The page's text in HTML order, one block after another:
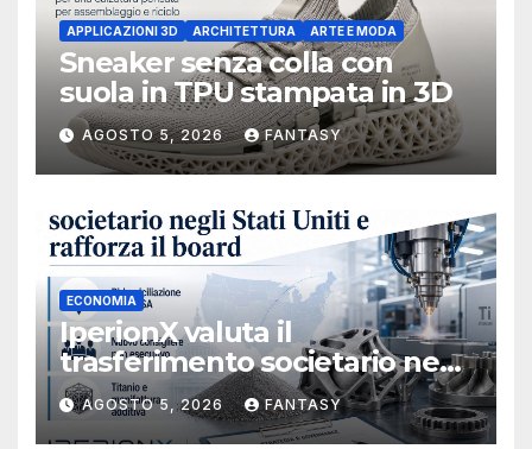
APPLICAZIONI 3D ARCHITETTURA ARTE E MODA
Sneaker senza colla con
suola in TPU stampata in 3D
AGOSTO 5, 2026 FANTASY
ECONOMIA
IperionX valuta il
trasferimento societario negli
Stati Uniti e rafforza il board,
ha nominato Michael J.
AGOSTO 5, 2026 FANTASY